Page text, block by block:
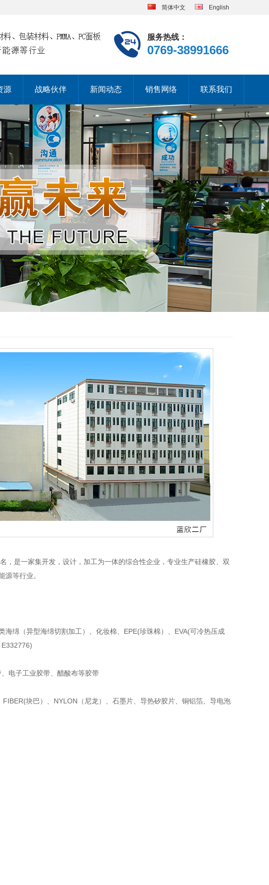
简体中文 English
服务热线：
0769-38991666
源 战略伙伴 新闻动态 销售网络 联系我们
，是一家集开发，设计，加工为一体的综合性企业，专业生产硅橡胶、双
源等行业。
海绵（异型海绵切割加工）、化妆棉、EPE(珍珠棉）、EVA(可冷热压成
电子工业胶带、醋酸布等胶带
块巴）、NYLON（尼龙）、石墨片、导热矽胶片、铜铝箔、导电泡